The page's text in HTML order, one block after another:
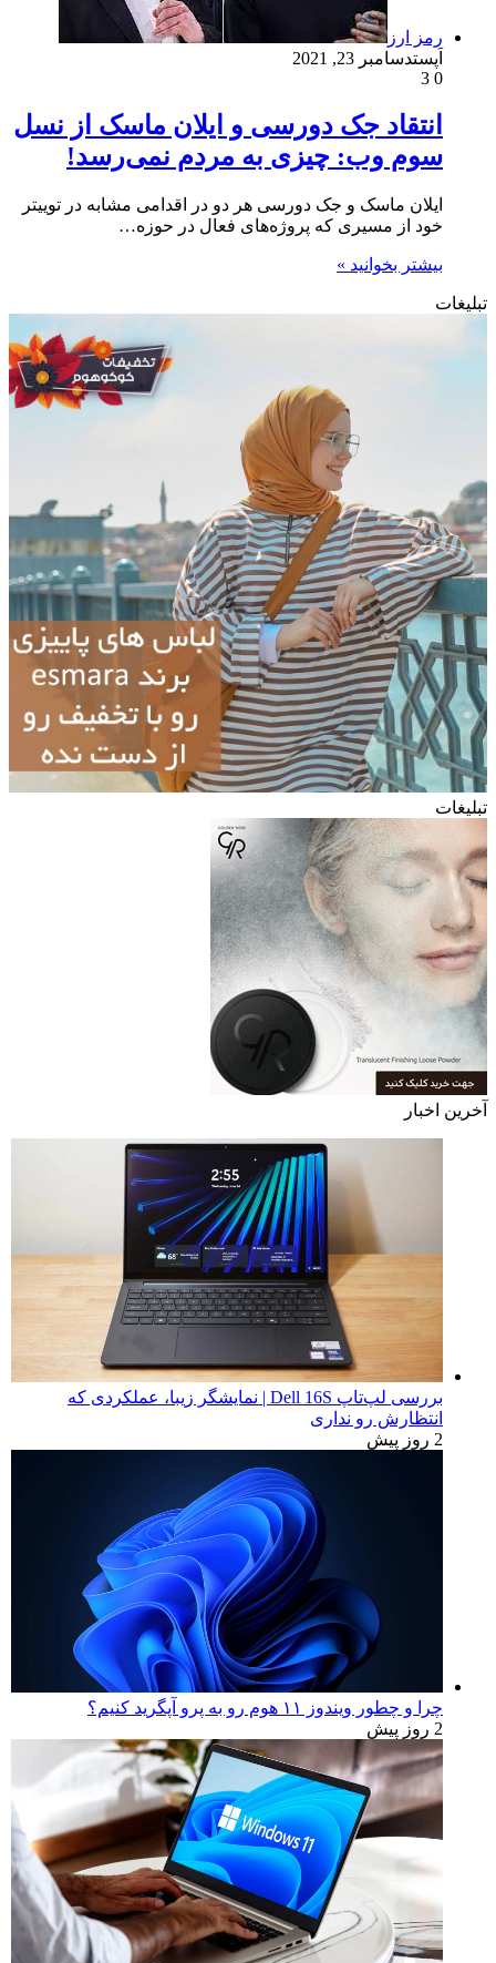
رمز ارز
اَپستدسامبر 23, 2021
0
انتقاد جک دورسی و ایلان ماسک از نسل
سوم وب: چیزی به مردم نمی‌رسد!
ایلان ماسک و جک دورسی هر دو در اقدامی مشابه در توییتر
خود از مسیری که پروژه‌های فعال در حوزه…
بیشتر بخوانید »
تبلیغات
تبلیغات
آخرین اخبار
بررسی لپ‌تاپ Dell 16S | نمایشگر زیبا، عملکردی که
انتظارش رو نداری
2 روز پیش
چرا و چطور ویندوز ۱۱ هوم رو به پرو آپگرید کنیم؟
2 روز پیش